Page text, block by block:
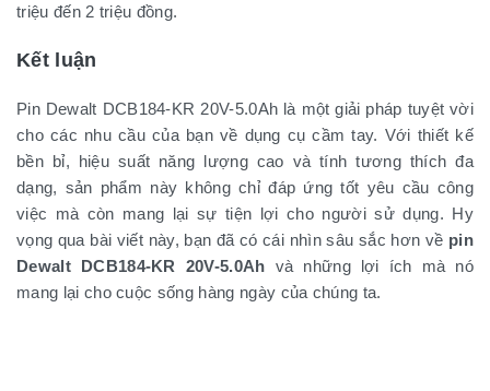
triệu đến 2 triệu đồng.
Kết luận
Pin Dewalt DCB184-KR 20V-5.0Ah là một giải pháp tuyệt vời
cho các nhu cầu của bạn về dụng cụ cầm tay. Với thiết kế
bền bỉ, hiệu suất năng lượng cao và tính tương thích đa
dạng, sản phẩm này không chỉ đáp ứng tốt yêu cầu công
việc mà còn mang lại sự tiện lợi cho người sử dụng. Hy
vọng qua bài viết này, bạn đã có cái nhìn sâu sắc hơn về pin
Dewalt DCB184-KR 20V-5.0Ah và những lợi ích mà nó
mang lại cho cuộc sống hàng ngày của chúng ta.